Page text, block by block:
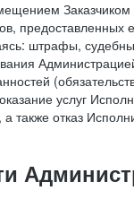
предоставленных
штрафы,
услуг
а также отказ